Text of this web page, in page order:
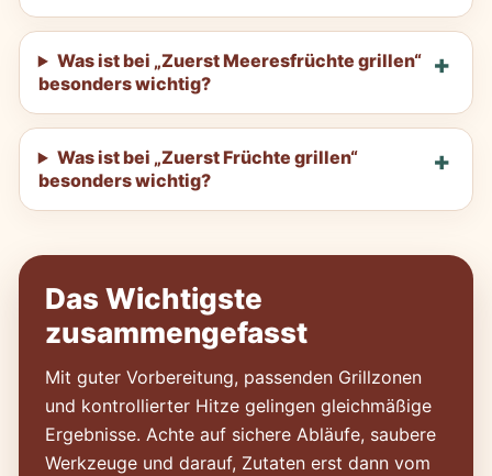
Was ist bei „Zuerst Meeresfrüchte grillen“
besonders wichtig?
Was ist bei „Zuerst Früchte grillen“
besonders wichtig?
Das Wichtigste
zusammengefasst
Mit guter Vorbereitung, passenden Grillzonen
und kontrollierter Hitze gelingen gleichmäßige
Ergebnisse. Achte auf sichere Abläufe, saubere
Werkzeuge und darauf, Zutaten erst dann vom